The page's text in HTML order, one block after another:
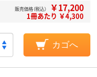
販売価格（税込） ￥17,200
1冊あたり ￥4,300
カゴへ